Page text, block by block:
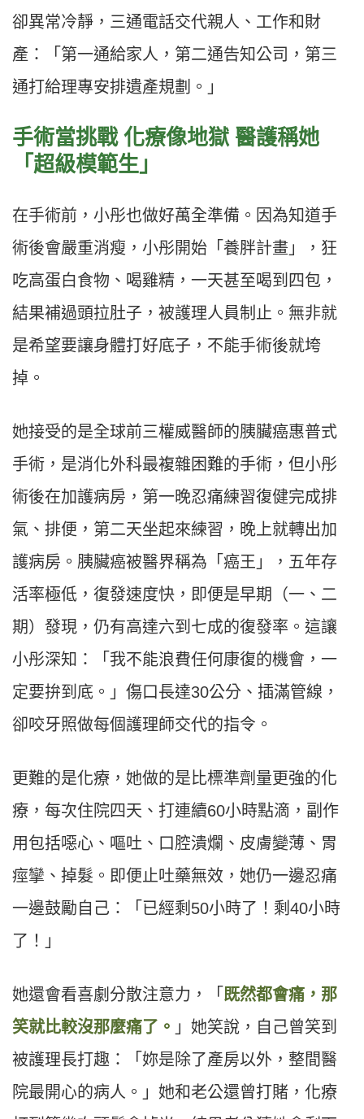
卻異常冷靜，三通電話交代親人、工作和財
產：「第一通給家人，第二通告知公司，第三
通打給理專安排遺產規劃。」
手術當挑戰 化療像地獄 醫護稱她
「超級模範生」
在手術前，小彤也做好萬全準備。因為知道手
術後會嚴重消瘦，小彤開始「養胖計畫」，狂
吃高蛋白食物、喝雞精，一天甚至喝到四包，
結果補過頭拉肚子，被護理人員制止。無非就
是希望要讓身體打好底子，不能手術後就垮
掉。
她接受的是全球前三權威醫師的胰臟癌惠普式
手術，是消化外科最複雜困難的手術，但小彤
術後在加護病房，第一晚忍痛練習復健完成排
氣、排便，第二天坐起來練習，晚上就轉出加
護病房。胰臟癌被醫界稱為「癌王」，五年存
活率極低，復發速度快，即便是早期（一、二
期）發現，仍有高達六到七成的復發率。這讓
小彤深知：「我不能浪費任何康復的機會，一
定要拚到底。」傷口長達30公分、插滿管線，
卻咬牙照做每個護理師交代的指令。
更難的是化療，她做的是比標準劑量更強的化
療，每次住院四天、打連續60小時點滴，副作
用包括噁心、嘔吐、口腔潰爛、皮膚變薄、胃
痙攣、掉髮。即便止吐藥無效，她仍一邊忍痛
一邊鼓勵自己：「已經剩50小時了！剩40小時
了！」
她還會看喜劇分散注意力，「 既然都會痛，那
笑就比較沒那麼痛了。 」她笑說，自己曾笑到
被護理長打趣：「妳是除了產房以外，整間醫
院最開心的病人。」她和老公還曾打賭，化療